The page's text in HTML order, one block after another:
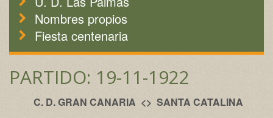
Nombres propios
Fiesta centenaria
PARTIDO: 19-11-1922
C. D. GRAN CANARIA <> SANTA CATALINA